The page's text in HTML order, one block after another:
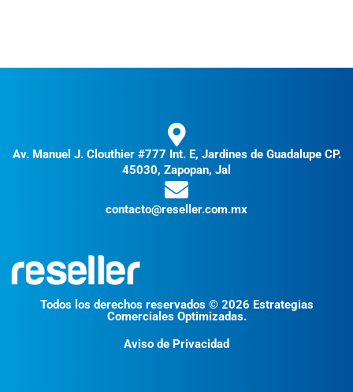
Av. Manuel J. Clouthier #777 Int. E, Jardines de Guadalupe CP.
45030, Zapopan, Jal
contacto@reseller.com.mx
Todos los derechos reservados © 2026 Estrategias
Comerciales Optimizadas.
Aviso de Privacidad